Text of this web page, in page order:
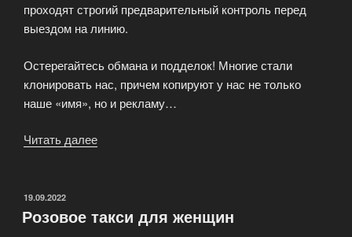
проходят строгий предварительный контроль перед
выездом на линию.
Остерегайтесь обмана и подделок! Многие стали
клонировать нас, причем копируют у нас не только
наше «имя», но и рекламу…
Читать далее
Taxi»
ОПУБЛИКОВАНО
19.09.2022
Розовое такси для женщин